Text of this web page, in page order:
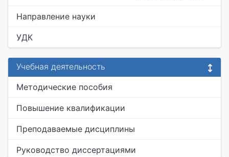
Направление науки
УДК
Учебная деятельность
Методические пособия
Повышение квалификации
Преподаваемые дисциплины
Руководство диссертациями